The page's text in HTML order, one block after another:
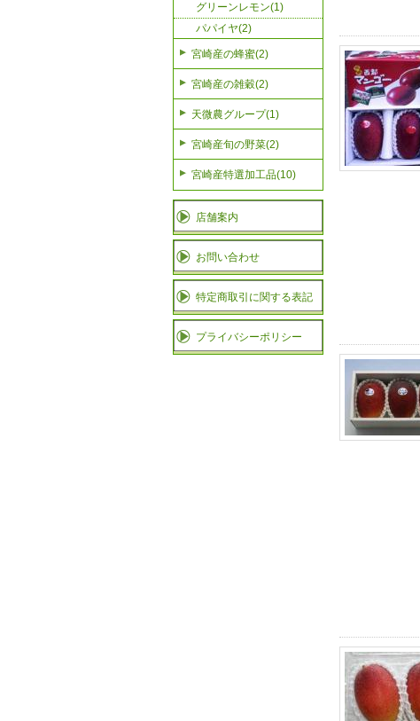
グリーンレモン(1)
パパイヤ(2)
宮崎産の蜂蜜(2)
宮崎産の雑穀(2)
天微農グループ(1)
宮崎産旬の野菜(2)
宮崎産特選加工品(10)
店舗案内
お問い合わせ
特定商取引に関する表記
プライバシーポリシー